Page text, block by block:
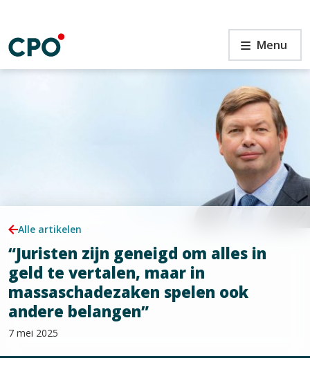
de
inhoud
“Juristen
zijn
geneigd
massaschadezaken
spelen
ook
andere
belangen”
Menu
Alle artikelen
“Juristen zijn geneigd om alles in
geld te vertalen, maar in
massaschadezaken spelen ook
andere belangen”
7 mei 2025